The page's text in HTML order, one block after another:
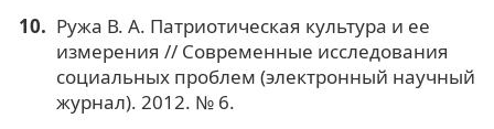
Ружа В. А. Патриотическая культура и ее
измерения // Современные исследования
социальных проблем (электронный научный
журнал). 2012. № 6.